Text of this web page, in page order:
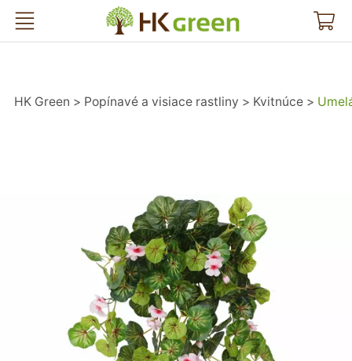
HK Green
HK Green Popínavé a visiace rastliny Kvitnúce